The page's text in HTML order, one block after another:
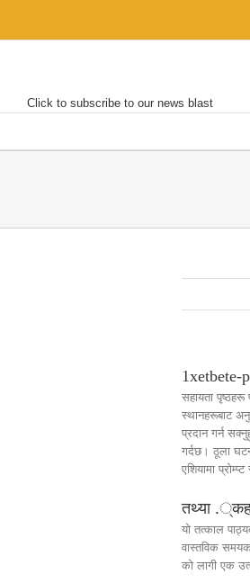
content
Click to subscribe to our news blast
1xetbete-
सहायता
स्थानहरूबाट
प्रदान गर्न
गर्दछ। ठूला
एशियामा प्रोम्प्ट
तथ्या
यो तत्काल
वास्तविक
को लागी एक